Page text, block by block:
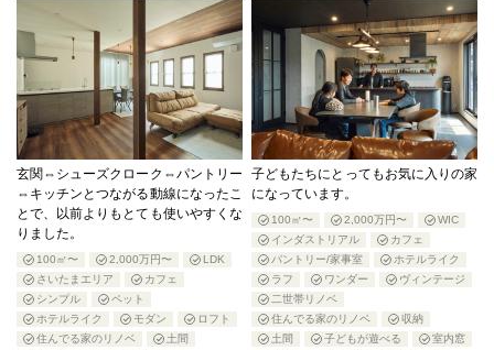
玄関⇔シューズクローク⇔パントリー
⇔キッチンとつながる動線になったこ
とで、以前よりもとても使いやすくな
りました。
100㎡〜 2,000万円〜
LDK
さいたまエリア
カフェ
シンプル
ペット
ホテルライク
モダン
ロフト
住んでる家のリノベ
土間
子どもたちにとってもお気に入りの家
になっています。
100㎡〜 2,000万円〜
WIC
インダストリアル
カフェ
パントリー/家事室
ホテルライク
ラフ
ワンダー
ヴィンテージ
二世帯リノベ
住んでる家のリノベ
収納
土間
子どもが遊べる
室内窓